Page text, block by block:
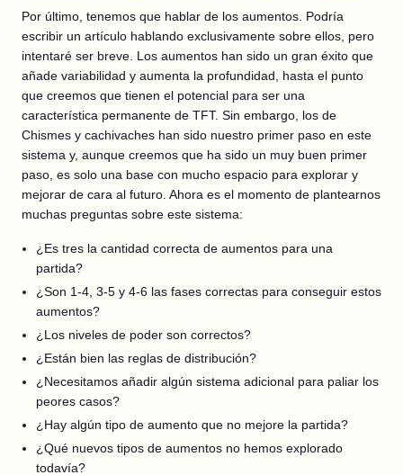
Por último, tenemos que hablar de los aumentos. Podría
escribir un artículo hablando exclusivamente sobre ellos, pero
intentaré ser breve. Los aumentos han sido un gran éxito que
añade variabilidad y aumenta la profundidad, hasta el punto
que creemos que tienen el potencial para ser una
característica permanente de TFT. Sin embargo, los de
Chismes y cachivaches han sido nuestro primer paso en este
sistema y, aunque creemos que ha sido un muy buen primer
paso, es solo una base con mucho espacio para explorar y
mejorar de cara al futuro. Ahora es el momento de plantearnos
muchas preguntas sobre este sistema:
¿Es tres la cantidad correcta de aumentos para una
partida?
¿Son 1-4, 3-5 y 4-6 las fases correctas para conseguir estos
aumentos?
¿Los niveles de poder son correctos?
¿Están bien las reglas de distribución?
¿Necesitamos añadir algún sistema adicional para paliar los
peores casos?
¿Hay algún tipo de aumento que no mejore la partida?
¿Qué nuevos tipos de aumentos no hemos explorado
todavía?